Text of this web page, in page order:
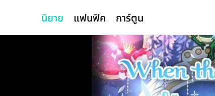
นิยาย แฟนฟิค การ์ตูน